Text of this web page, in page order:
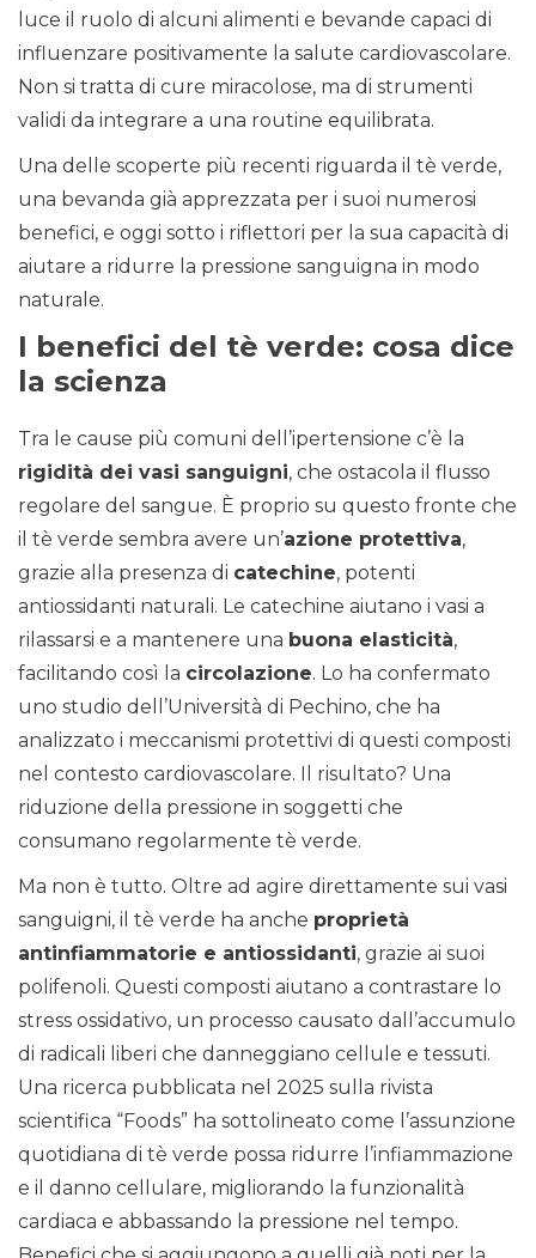
luce il ruolo di alcuni alimenti e bevande capaci di
influenzare positivamente la salute cardiovascolare.
Non si tratta di cure miracolose, ma di strumenti
validi da integrare a una routine equilibrata.
Una delle scoperte più recenti riguarda il tè verde,
una bevanda già apprezzata per i suoi numerosi
benefici, e oggi sotto i riflettori per la sua capacità di
aiutare a ridurre la pressione sanguigna in modo
naturale.
I benefici del tè verde: cosa dice
la scienza
Tra le cause più comuni dell’ipertensione c’è la
rigidità dei vasi sanguigni, che ostacola il flusso
regolare del sangue. È proprio su questo fronte che
il tè verde sembra avere un’azione protettiva,
grazie alla presenza di catechine, potenti
antiossidanti naturali. Le catechine aiutano i vasi a
rilassarsi e a mantenere una buona elasticità,
facilitando così la circolazione. Lo ha confermato
uno studio dell’Università di Pechino, che ha
analizzato i meccanismi protettivi di questi composti
nel contesto cardiovascolare. Il risultato? Una
riduzione della pressione in soggetti che
consumano regolarmente tè verde.
Ma non è tutto. Oltre ad agire direttamente sui vasi
sanguigni, il tè verde ha anche proprietà
antinfiammatorie e antiossidanti, grazie ai suoi
polifenoli. Questi composti aiutano a contrastare lo
stress ossidativo, un processo causato dall’accumulo
di radicali liberi che danneggiano cellule e tessuti.
Una ricerca pubblicata nel 2025 sulla rivista
scientifica “Foods” ha sottolineato come l’assunzione
quotidiana di tè verde possa ridurre l’infiammazione
e il danno cellulare, migliorando la funzionalità
cardiaca e abbassando la pressione nel tempo.